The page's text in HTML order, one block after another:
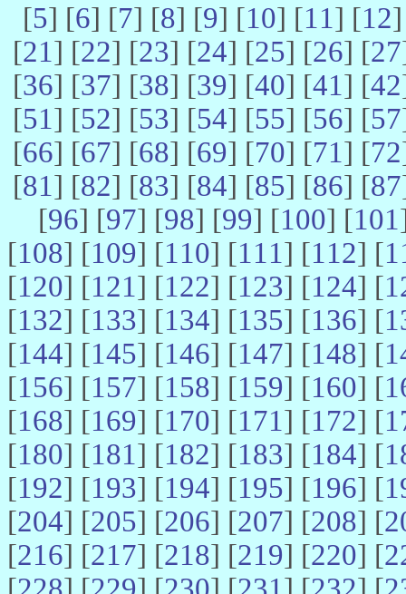
[5] [6] [7] [8] [9] [10] [11] [12
[21] [22] [23] [24] [25] [26] [27
[36] [37] [38] [39] [40] [41] [42
[51] [52] [53] [54] [55] [56] [57
[66] [67] [68] [69] [70] [71] [72
[81] [82] [83] [84] [85] [86] [87
[96] [97] [98] [99] [100] [101
[108] [109] [110] [111] [112] [
[120] [121] [122] [123] [124] [
[132] [133] [134] [135] [136] [
[144] [145] [146] [147] [148] [
[156] [157] [158] [159] [160] [
[168] [169] [170] [171] [172] [
[180] [181] [182] [183] [184] [
[192] [193] [194] [195] [196] [
[204] [205] [206] [207] [208] [
[216] [217] [218] [219] [220] [